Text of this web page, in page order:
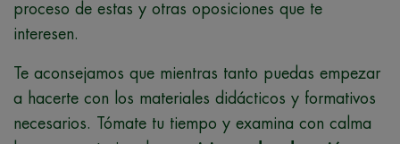
proceso de estas y otras oposiciones que te
interesen.
Te aconsejamos que mientras tanto puedas empezar
a hacerte con los materiales didácticos y formativos
necesarios. Tómate tu tiempo y examina con calma